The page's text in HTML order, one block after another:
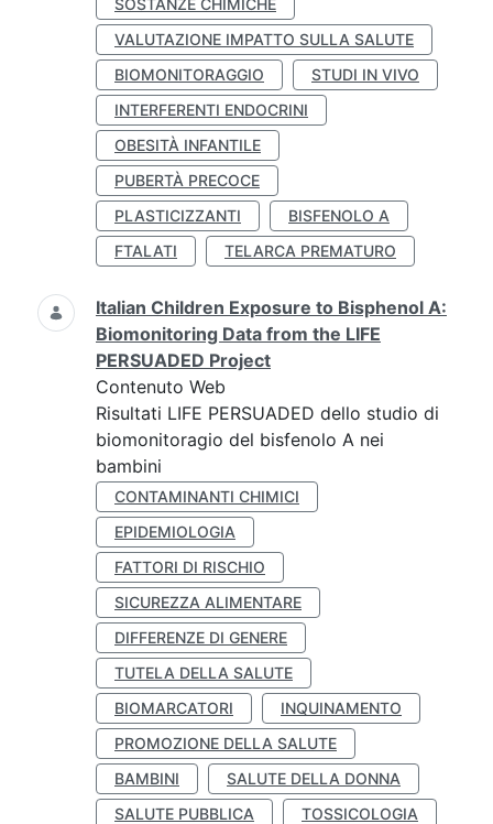
SOSTANZE CHIMICHE
VALUTAZIONE IMPATTO SULLA SALUTE
BIOMONITORAGGIO
STUDI IN VIVO
INTERFERENTI ENDOCRINI
OBESITÀ INFANTILE
PUBERTÀ PRECOCE
PLASTICIZZANTI
BISFENOLO A
FTALATI
TELARCA PREMATURO
Italian Children Exposure to Bisphenol A:
Biomonitoring Data from the LIFE
PERSUADED Project
Contenuto Web
Risultati LIFE PERSUADED dello studio di
biomonitoragio del bisfenolo A nei
bambini
CONTAMINANTI CHIMICI
EPIDEMIOLOGIA
FATTORI DI RISCHIO
SICUREZZA ALIMENTARE
DIFFERENZE DI GENERE
TUTELA DELLA SALUTE
BIOMARCATORI
INQUINAMENTO
PROMOZIONE DELLA SALUTE
BAMBINI
SALUTE DELLA DONNA
SALUTE PUBBLICA
TOSSICOLOGIA